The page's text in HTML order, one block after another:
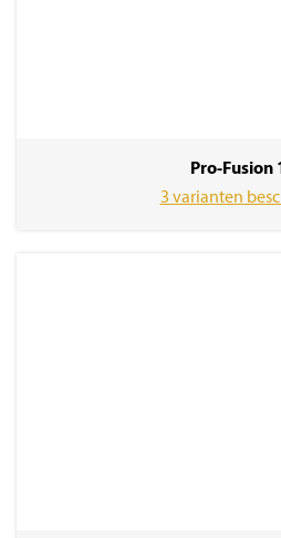
Pro-Fusion
3 varianten